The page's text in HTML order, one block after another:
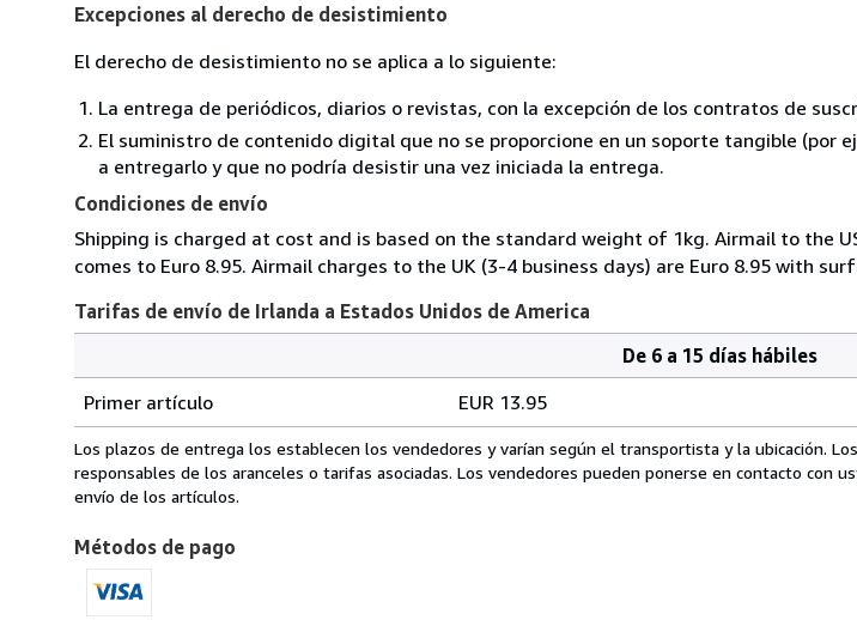
Excepciones al derecho de desistimiento
El derecho de desistimiento no se aplica a lo siguiente:
La entrega de periódicos, diarios o revistas, con la excepción de los contratos de
El suministro de contenido digital que no se proporcione en un soporte tangible (por
a entregarlo y que no podría desistir una vez iniciada la entrega.
Condiciones de envío
Shipping is charged at cost and is based on the standard weight of 1kg. Airmail to the
comes to Euro 8.95. Airmail charges to the UK (3-4 business days) are Euro 8.95 with
Tarifas de envío de Irlanda a Estados Unidos de America
de
envío
de
Irlanda
Estados
Unidos
De 6 a 15 días hábiles
Primer artículo
EUR 13.95
Los plazos de entrega los establecen los vendedores y varían según el transportista y la ubicación.
responsables de los aranceles o tarifas asociadas. Los vendedores pueden ponerse en contacto con
envío de los artículos.
Métodos de pago